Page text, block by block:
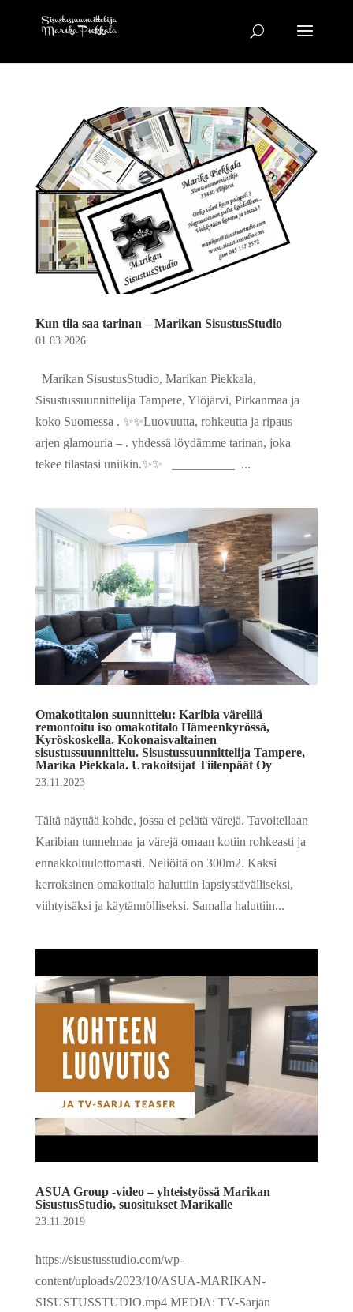
Kun tila saa tarinan – Marikan SisustusStudio
01.03.2026
Marikan SisustusStudio, Marikan Piekkala,
Sisustussuunnittelija Tampere, Ylöjärvi, Pirkanmaa ja
koko Suomessa . ✨✨Luovuutta, rohkeutta ja ripaus
arjen glamouria – . yhdessä löydämme tarinan, joka
tekee tilastasi uniikin.✨✨ __________ ...
Omakotitalon suunnittelu: Karibia väreillä
remontoitu iso omakotitalo Hämeenkyrössä,
Kyröskoskella. Kokonaisvaltainen
sisustussuunnittelu. Sisustussuunnittelija Tampere,
Marika Piekkala. Urakoitsijat Tiilenpäät Oy
23.11.2023
Tältä näyttää kohde, jossa ei pelätä värejä. Tavoitellaan
Karibian tunnelmaa ja värejä omaan kotiin rohkeasti ja
ennakkoluulottomasti. Neliöitä on 300m2. Kaksi
kerroksinen omakotitalo haluttiin lapsiystävälliseksi,
viihtyisäksi ja käytännölliseksi. Samalla haluttiin...
ASUA Group -video – yhteistyössä Marikan
SisustusStudio, suositukset Marikalle
23.11.2019
https://sisustusstudio.com/wp-
content/uploads/2023/10/ASUA-MARIKAN-
SISUSTUSSTUDIO.mp4 MEDIA: TV-Sarjan